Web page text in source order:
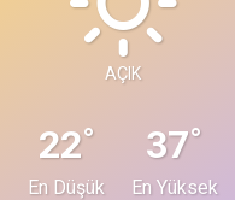
AÇIK
22°
En Düşük
37°
En Yüksek